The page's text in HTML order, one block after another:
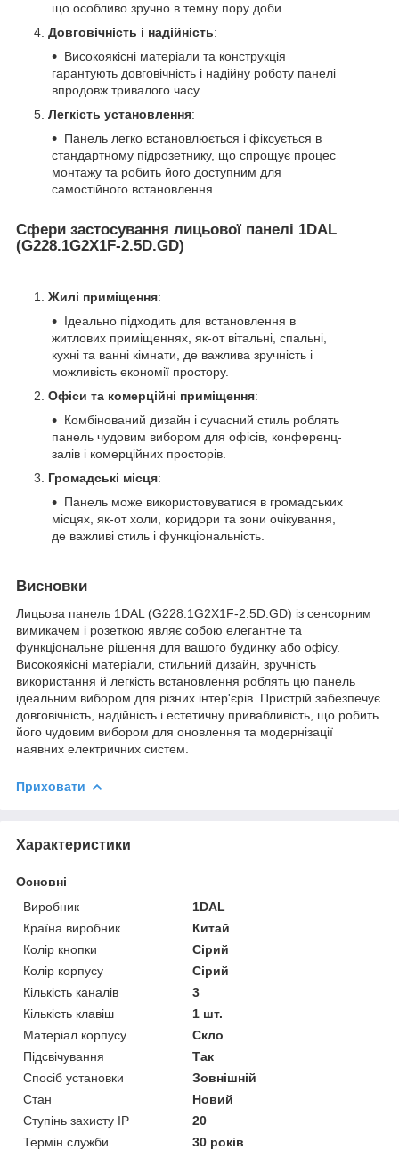
що особливо зручно в темну пору доби.
Довговічність і надійність:
Високоякісні матеріали та конструкція
гарантують довговічність і надійну роботу панелі
впродовж тривалого часу.
Легкість установлення:
Панель легко встановлюється і фіксується в
стандартному підрозетнику, що спрощує процес
монтажу та робить його доступним для
самостійного встановлення.
Сфери застосування лицьової панелі 1DAL
(G228.1G2X1F-2.5D.GD)
Жилі приміщення:
Ідеально підходить для встановлення в
житлових приміщеннях, як-от вітальні, спальні,
кухні та ванні кімнати, де важлива зручність і
можливість економії простору.
Офіси та комерційні приміщення:
Комбінований дизайн і сучасний стиль роблять
панель чудовим вибором для офісів, конференц-
залів і комерційних просторів.
Громадські місця:
Панель може використовуватися в громадських
місцях, як-от холи, коридори та зони очікування,
де важливі стиль і функціональність.
Висновки
Лицьова панель 1DAL (G228.1G2X1F-2.5D.GD) із сенсорним
вимикачем і розеткою являє собою елегантне та
функціональне рішення для вашого будинку або офісу.
Високоякісні матеріали, стильний дизайн, зручність
використання й легкість встановлення роблять цю панель
ідеальним вибором для різних інтер'єрів. Пристрій забезпечує
довговічність, надійність і естетичну привабливість, що робить
його чудовим вибором для оновлення та модернізації
наявних електричних систем.
Приховати
Характеристики
Основні
Виробник
1DAL
Країна виробник
Китай
Колір кнопки
Сірий
Колір корпусу
Сірий
Кількість каналів
3
Кількість клавіш
1 шт.
Матеріал корпусу
Скло
Підсвічування
Так
Спосіб установки
Зовнішній
Стан
Новий
Ступінь захисту IP
20
Термін служби
30 років